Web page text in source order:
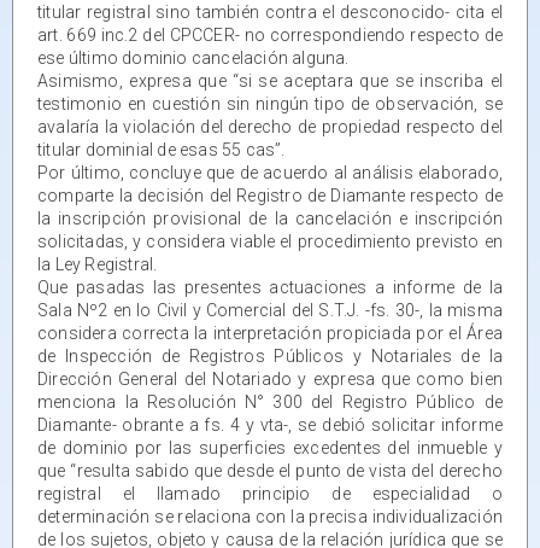
titular registral sino también contra el desconocido- cita el
art. 669 inc.2 del CPCCER- no correspondiendo respecto de
ese último dominio cancelación alguna.
Asimismo, expresa que “si se aceptara que se inscriba el
testimonio en cuestión sin ningún tipo de observación, se
avalaría la violación del derecho de propiedad respecto del
titular dominial de esas 55 cas”.
Por último, concluye que de acuerdo al análisis elaborado,
comparte la decisión del Registro de Diamante respecto de
la inscripción provisional de la cancelación e inscripción
solicitadas, y considera viable el procedimiento previsto en
la Ley Registral.
Que pasadas las presentes actuaciones a informe de la
Sala Nº2 en lo Civil y Comercial del S.T.J. -fs. 30-, la misma
considera correcta la interpretación propiciada por el Área
de Inspección de Registros Públicos y Notariales de la
Dirección General del Notariado y expresa que como bien
menciona la Resolución N° 300 del Registro Público de
Diamante- obrante a fs. 4 y vta-, se debió solicitar informe
de dominio por las superficies excedentes del inmueble y
que “resulta sabido que desde el punto de vista del derecho
registral el llamado principio de especialidad o
determinación se relaciona con la precisa individualización
de los sujetos, objeto y causa de la relación jurídica que se